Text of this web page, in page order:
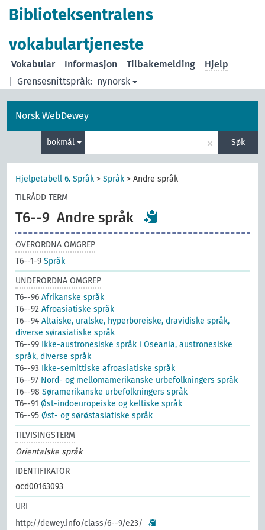
Biblioteksentralens
vokabulartjeneste
Grensesnittspråk: nynorsk
Vokabular Informasjon Tilbakemelding Hjelp
Norsk WebDewey
bokmål × Søk
Hjelpetabell 6. Språk >Språk >Andre språk
TILRÅDD TERM
T6--9 Andre språk
OVERORDNA OMGREP
T6--1-9Språk
UNDERORDNA OMGREP
T6--96Afrikanske språk
T6--92Afroasiatiske språk
T6--94Altaiske, uralske, hyperboreiske, dravidiske språk,
diverse sørasiatiske språk
T6--99 Ikke-austronesiske språk i Oseania, austronesiske
språk, diverse språk
T6--93 Ikke-semittiske afroasiatiske språk
T6--97 Nord- og mellomamerikanske urbefolkningers språk
T6--98Søramerikanske urbefolkningers språk
T6--91Øst-indoeuropeiske og keltiske språk
T6--95Øst- og sørøstasiatiske språk
TILVISINGSTERM
Orientalske språk
IDENTIFIKATOR
ocd00163093
URI
http://dewey.info/class/6--9/e23/